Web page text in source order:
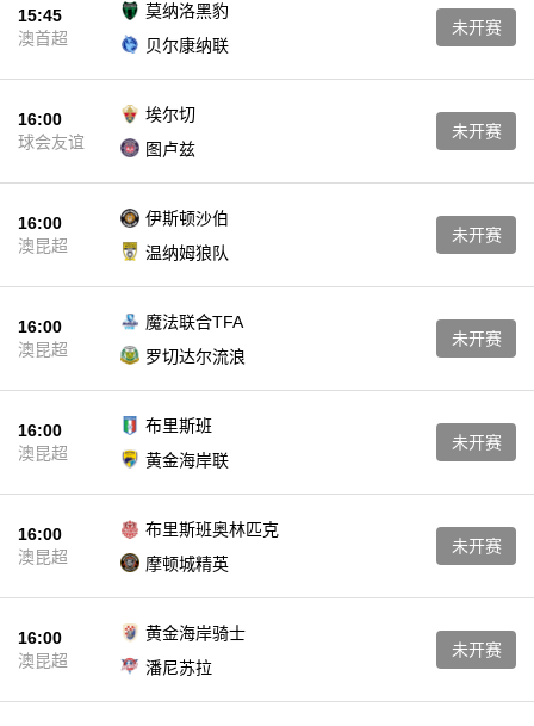
15:45
澳首超
莫纳洛黑豹
贝尔康纳联
未开赛
16:00
球会友谊
埃尔切
图卢兹
未开赛
16:00
澳昆超
伊斯顿沙伯
温纳姆狼队
未开赛
16:00
澳昆超
魔法联合TFA
罗切达尔流浪
未开赛
16:00
澳昆超
布里斯班
黄金海岸联
未开赛
16:00
澳昆超
布里斯班奥林匹克
摩顿城精英
未开赛
16:00
澳昆超
黄金海岸骑士
潘尼苏拉
未开赛